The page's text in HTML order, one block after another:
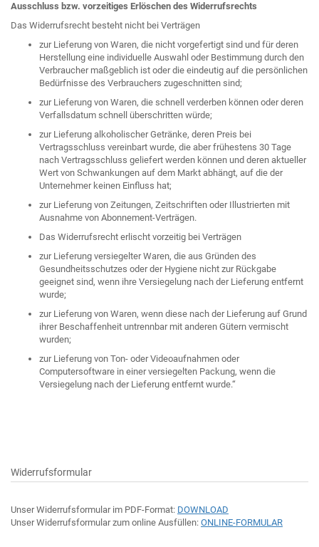
Ausschluss bzw. vorzeitiges Erlöschen des Widerrufsrechts
Das Widerrufsrecht besteht nicht bei Verträgen
zur Lieferung von Waren, die nicht vorgefertigt sind und für deren
Herstellung eine individuelle Auswahl oder Bestimmung durch den
Verbraucher maßgeblich ist oder die eindeutig auf die persönlichen
Bedürfnisse des Verbrauchers zugeschnitten sind;
zur Lieferung von Waren, die schnell verderben können oder deren
Verfallsdatum schnell überschritten würde;
zur Lieferung alkoholischer Getränke, deren Preis bei
Vertragsschluss vereinbart wurde, die aber frühestens 30 Tage
nach Vertragsschluss geliefert werden können und deren aktueller
Wert von Schwankungen auf dem Markt abhängt, auf die der
Unternehmer keinen Einfluss hat;
zur Lieferung von Zeitungen, Zeitschriften oder Illustrierten mit
Ausnahme von Abonnement-Verträgen.
Das Widerrufsrecht erlischt vorzeitig bei Verträgen
zur Lieferung versiegelter Waren, die aus Gründen des
Gesundheitsschutzes oder der Hygiene nicht zur Rückgabe
geeignet sind, wenn ihre Versiegelung nach der Lieferung entfernt
wurde;
zur Lieferung von Waren, wenn diese nach der Lieferung auf Grund
ihrer Beschaffenheit untrennbar mit anderen Gütern vermischt
wurden;
zur Lieferung von Ton- oder Videoaufnahmen oder
Computersoftware in einer versiegelten Packung, wenn die
Versiegelung nach der Lieferung entfernt wurde.“
Widerrufsformular
Unser Widerrufsformular im PDF-Format: DOWNLOAD
Unser Widerrufsformular zum online Ausfüllen: ONLINE-FORMULAR